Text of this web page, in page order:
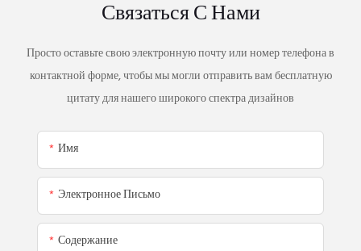
Связаться С Нами
Просто оставьте свою электронную почту или номер телефона в
контактной форме, чтобы мы могли отправить вам бесплатную
цитату для нашего широкого спектра дизайнов
Имя
Электронное Письмо
Содержание